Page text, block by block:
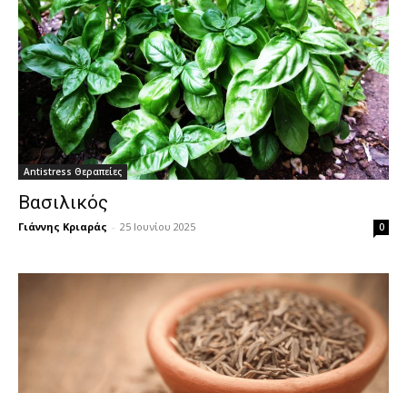
Antistress Θεραπείες
Βασιλικός
Γιάννης Κριαράς - 25 Ιουνίου 2025 0